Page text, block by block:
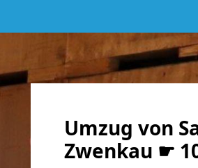
Umzug von
Zwenkau ☛